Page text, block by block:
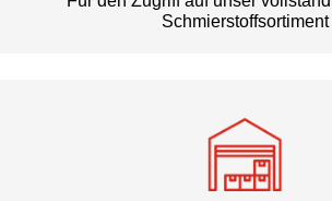
Schmierstoffsortiment